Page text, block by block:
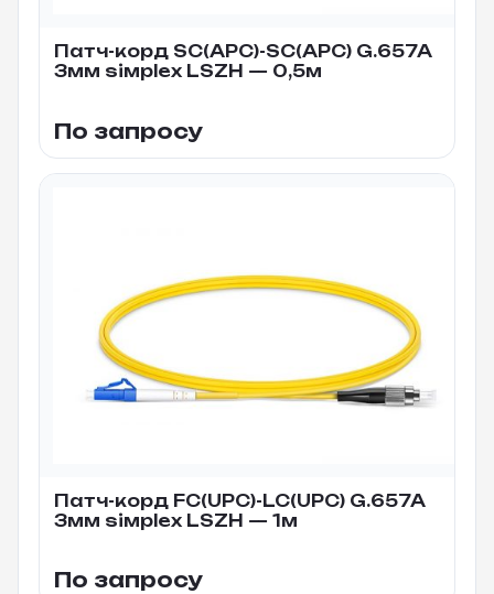
Патч-корд SC(APC)-SC(APC) G.657A
3мм siмplex LSZH — 0,5м
По запросу
Патч-корд FC(UPC)-LC(UPC) G.657A
3мм siмplex LSZH — 1м
По запросу